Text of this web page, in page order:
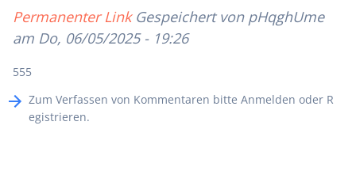
Permanenter Link Gespeichert von pHqghUme
am Do, 06/05/2025 - 19:26
555
Zum Verfassen von Kommentaren bitte Anmelden oder R
egistrieren.